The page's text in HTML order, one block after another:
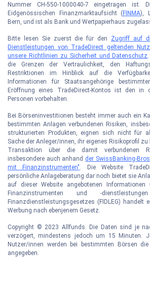
Nummer CH-550-1000040-7 eingetragen ist.
Eidgenössischen Finanzmarktaufsicht (FINMA),
Bern, und ist als Bank und Wertpapierhaus
Bitte lesen Sie zuerst die für den Zugriff auf
Dienstleistungen von TradeDirect geltenden
unsere Richtlinien zu Sicherheit und Datenschutz
die Grenzen der Vertraulichkeit, den
Restriktionen im Hinblick auf die
Informationen für Staatsangehörige
Eröffnung eines TradeDirect-Kontos ist den in
Personen vorbehalten.
Bei Börseninvestitionen besteht immer auch ein
bestimmten Anlagen verbundenen Risiken,
strukturierten Produkten, eignen sich nicht für
Sache der Anleger/innen, ihr eigenes Risikoprofil
Transaktion über die damit verbundenen
insbesondere auch anhand der SwissBanking-
mit Finanzinstrumenten". Die Website
persönliche Anlageberatung dar noch bietet sie
auf dieser Website angebotenen Informationen
Finanzinstrumenten und -
Finanzdienstleistungsgesetzes (FIDLEG) handelt
Werbung nach ebenjenem Gesetz.
Copyright © 2023 Allfunds. Die Daten sind je
verzögert, mindestens jedoch um 15 Minuten.
Nutzer/innen werden bei bestimmten Börsen
angegeben.